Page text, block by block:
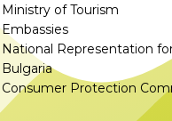
Ministry of Tourism
Embassies
National Representation
Bulgaria
Consumer Protection